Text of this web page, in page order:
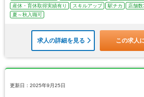
産休・育休取得実績有り
スキルアップ 駅チカ 店舗
夏～秋入職可
求人の詳細を見る この求人
更新日：2025年9月25日